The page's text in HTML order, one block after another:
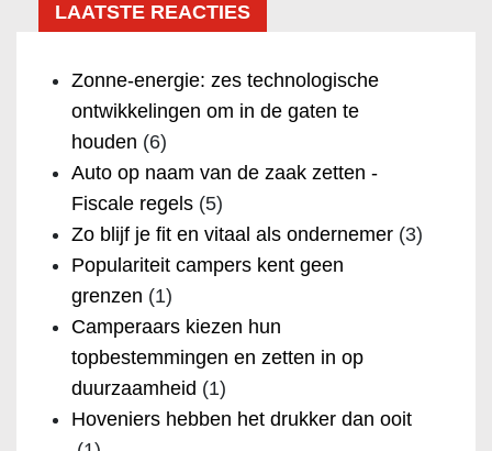
LAATSTE REACTIES
Zonne-energie: zes technologische
ontwikkelingen om in de gaten te
houden (6)
Auto op naam van de zaak zetten -
Fiscale regels (5)
Zo blijf je fit en vitaal als ondernemer (3)
Populariteit campers kent geen
grenzen (1)
Camperaars kiezen hun
topbestemmingen en zetten in op
duurzaamheid (1)
Hoveniers hebben het drukker dan ooit